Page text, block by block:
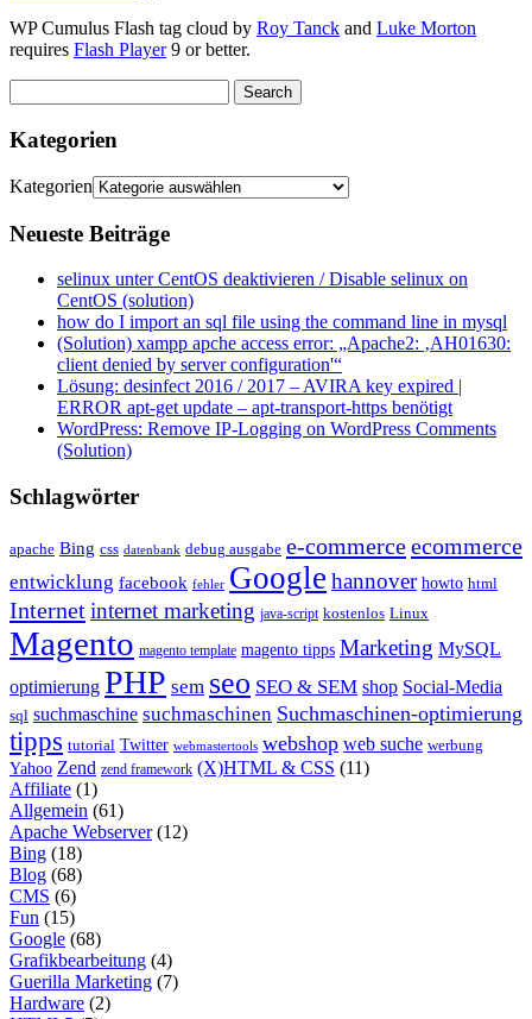
WP Cumulus Flash tag cloud by Roy Tanck and Luke Morton
requires Flash Player9 or better.
Kategorien
Kategorien
Neueste Beiträge
selinux unter CentOS deaktivieren / Disable selinux on
CentOS (solution)
how do I import an sql file using the command line in mysql
(Solution) xampp apche access error: „Apache2: ‚AH01630:
client denied by server configuration'“
Lösung: desinfect 2016 / 2017 – AVIRA key expired |
ERROR apt-get update – apt-transport-https benötigt
WordPress: Remove IP-Logging on WordPress Comments
(Solution)
Schlagwörter
apache Bing css datenbank debug ausgabe e-commerceecommerce
entwicklung facebook fehler Google hannover howto html
Internetinternet marketing java-script kostenlos Linux
Magento magento template magento tipps Marketing MySQL
optimierung PHP sem seo SEO & SEM shop Social-Media
sql suchmaschine suchmaschinen Suchmaschinen-optimierung
tipps tutorial Twitter webmastertools webshop web suche werbung
Yahoo Zend zend framework (X)HTML & CSS (11)
Affiliate (1)
Allgemein (61)
Apache Webserver(12)
Bing (18)
Blog (68)
CMS (6)
Fun (15)
Google (68)
Grafikbearbeitung (4)
Guerilla Marketing (7)
Hardware (2)